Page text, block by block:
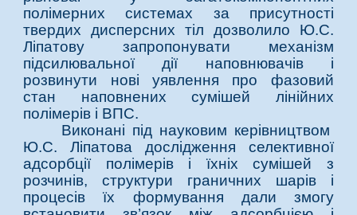
полімерних системах за присутності
твердих дисперсних тіл дозволило Ю.С.
Ліпатову запропонувати механізм
підсилювальної дії наповнювачів і
розвинути нові уявлення про фазовий
стан наповнених сумішей лінійних
полімерів і ВПС.
Виконані під науковим керівництвом
Ю.С. Ліпатова дослідження селективної
адсорбції полімерів і їхніх сумішей з
розчинів, структури граничних шарів і
процесів їх формування дали змогу